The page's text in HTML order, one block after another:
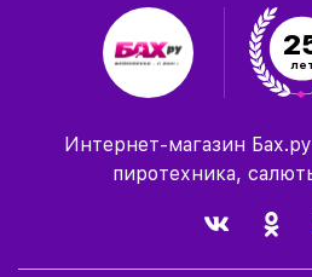
лет
Интернет-магазин
пиротехника,